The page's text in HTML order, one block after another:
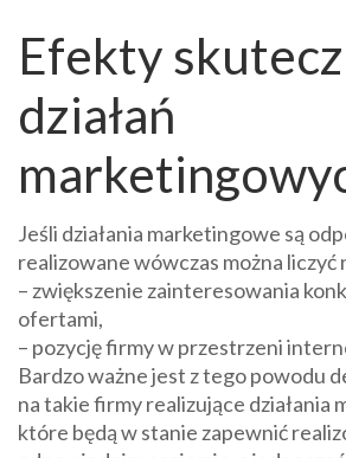
Efekty
działań
Jeśli działania marketingowe są
realizowane wówczas można liczyć
– zwiększenie zainteresowania
ofertami,
– pozycję firmy w przestrzeni
Bardzo ważne jest z tego powodu
na takie firmy realizujące działania
które będą w stanie zapewnić